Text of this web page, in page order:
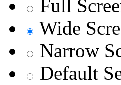
Full
Wide
Narrow
Default